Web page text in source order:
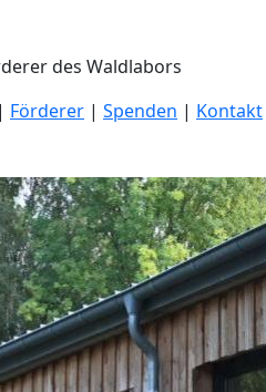
des Waldlabors
| Förderer | Spenden | Kontakt